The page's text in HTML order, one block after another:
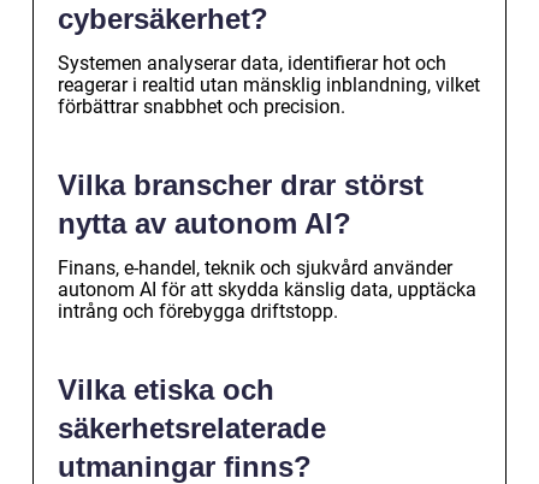
cybersäkerhet?
Systemen analyserar data, identifierar hot och
reagerar i realtid utan mänsklig inblandning, vilket
förbättrar snabbhet och precision.
Vilka branscher drar störst
nytta av autonom AI?
Finans, e-handel, teknik och sjukvård använder
autonom AI för att skydda känslig data, upptäcka
intrång och förebygga driftstopp.
Vilka etiska och
säkerhetsrelaterade
utmaningar finns?